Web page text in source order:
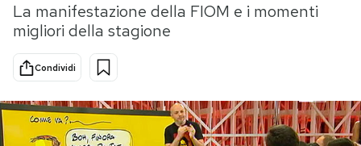
Politica
Internet
Cultura
Economia
Consumismi
Europa
Altrecose
La manifestazione della FIOM e i momenti
migliori della stagione
Condividi